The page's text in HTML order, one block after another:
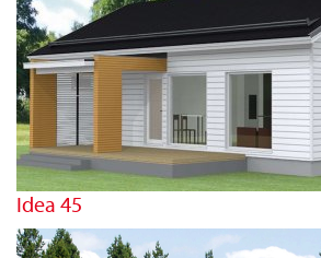
Idea 45